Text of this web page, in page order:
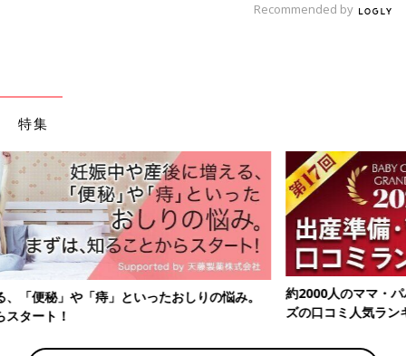
Recommended by
特集
約2000人のママ・パパが選んだ、マタニティ・出産準備・育児グ
ズの口コミ人気ランキング！